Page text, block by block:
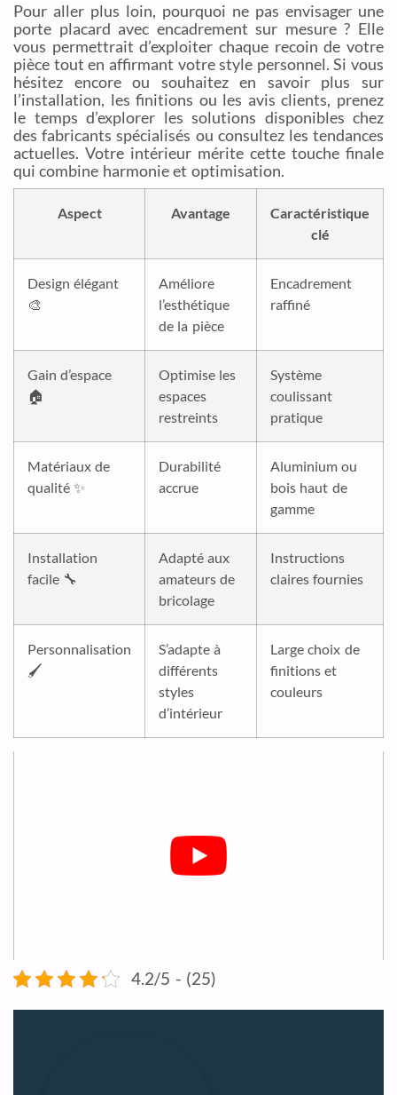
Pour aller plus loin, pourquoi ne pas envisager une
porte placard avec encadrement sur mesure ? Elle
vous permettrait d’exploiter chaque recoin de votre
pièce tout en affirmant votre style personnel. Si vous
hésitez encore ou souhaitez en savoir plus sur
l’installation, les finitions ou les avis clients, prenez
le temps d’explorer les solutions disponibles chez
des fabricants spécialisés ou consultez les tendances
actuelles. Votre intérieur mérite cette touche finale
qui combine harmonie et optimisation.
Aspect Avantage
Caractéristique
clé
Design élégant
🎨
Améliore
l’esthétique
de la pièce
Encadrement
raffiné
Gain d’espace
🏠
Optimise les
espaces
restreints
Système
coulissant
pratique
Matériaux de
qualité ✨
Durabilité
accrue
Aluminium ou
bois haut de
gamme
Installation
facile 🔧
Adapté aux
amateurs de
bricolage
Instructions
claires fournies
Personnalisation
🖌️
S’adapte à
différents
styles
d’intérieur
Large choix de
finitions et
couleurs
4.2/5 - (25)